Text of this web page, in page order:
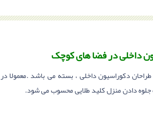
داخلی در فضا های کوچک
دکوراسیون داخلی ، بسته می باشد .معمولا
دادن منزل کلید طلایی محسوب می شود.